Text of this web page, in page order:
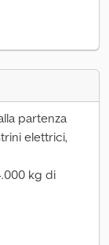
partenza
elettrici,
kg di